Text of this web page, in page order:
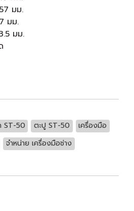
มม.
มม.
มม.
ST-50 ตะปู ST-50
เครื่องมือ
จำหน่าย เครื่องมือช่าง